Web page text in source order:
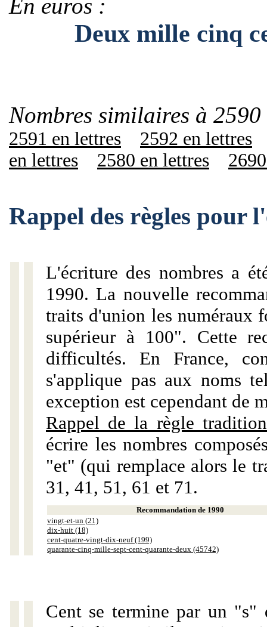
En euros :
Deux mille cinq
Nombres similaires à
2591 en lettres
2592 en lettres
en lettres
2580 en lettres
Rappel des règles pour
L'écriture des nombres a
1990. La nouvelle
traits d'union les numéraux
supérieur à 100". Cette
difficultés. En France,
s'applique pas aux noms
exception est cependant de
Rappel de la règle
écrire les nombres
"et" (qui remplace alors le
31, 41, 51, 61 et 71.
Recommandation de 1990
vingt-et-un (21)
dix-huit (18)
cent-quatre-vingt-dix-neuf (199)
quarante-cinq-mille-sept-cent-quarante-deux (45742)
Cent se termine par un "s"